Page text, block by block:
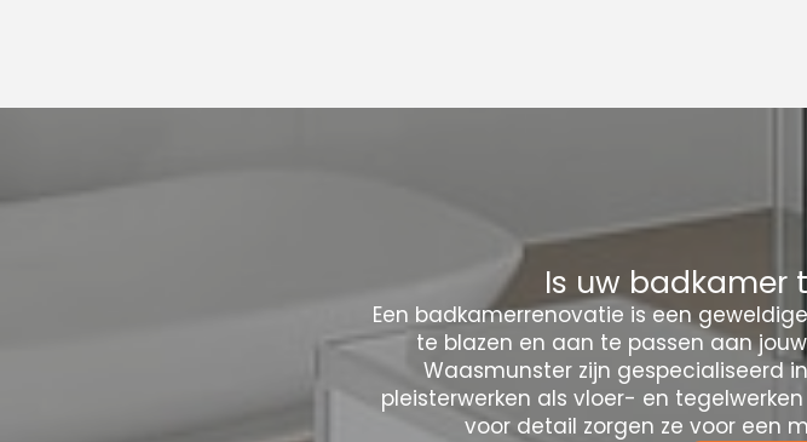
Is uw badkamer
Een badkamerrenovatie is een
te blazen en aan te passen aan
Waasmunster zijn gespecialiseerd
pleisterwerken als vloer- en
voor detail zorgen ze voor een